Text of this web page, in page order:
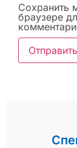
Сохранить
браузере